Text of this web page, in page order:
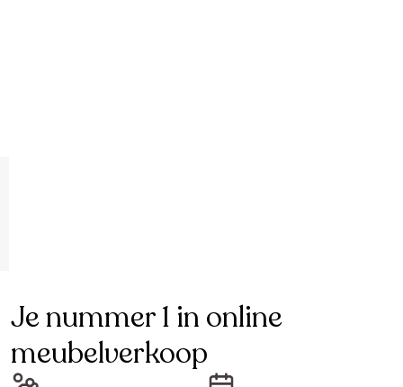
Je nummer 1 in online
meubelverkoop